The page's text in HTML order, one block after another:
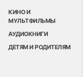
КИНО И
МУЛЬТФИЛЬМЫ
АУДИОКНИГИ
ДЕТЯМ И РОДИТЕЛЯМ